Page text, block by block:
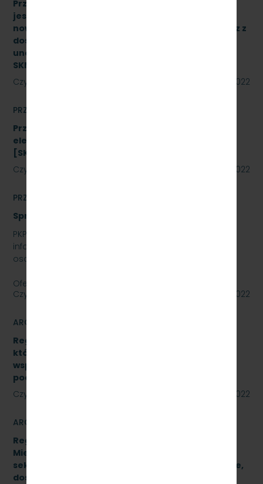
Przetarg nieograniczony, którego przedmiotem
jest dostawa 10 wieloczłonowych fabrycznie
nowych elektrycznych zespołów trakcyjnych wraz z
dostawą sprzętu przeznaczonego do
unowocześnienia zaplecza utrzymania taboru
SKMMU.086.26.22
Czytaj dalej
02 września 2022
PRZETARGI
Przetarg nieograniczony na zakup energii
elektrycznej nietrakcyjnej na rok 2023
[SKMMU.086.48.22]
Czytaj dalej
02 września 2022
PRZETARGI
Sprzedaż auta osobowego Skoda SuperB
PKP SZYBKA KOLEJ MIEJSKA W TRÓJMIEŚCIE SP. Z O.O.
informuje, że wystawia na sprzedaż samochód
osobowy Skoda SuperB.
Oferty należy składać do dnia…
Czytaj dalej
01 września 2022
ARCHIWUM
Regulamin udzielania zamówień publicznych,
których wartość jest niższa niż 130 000 zł netto,
współfinansowanych z środków pomocowych,
pochodzących z Funduszy UE
Czytaj dalej
23 sierpnia 2022
ARCHIWUM
Regulamin Udzielania przez PKP Szybka Kolej
Miejska w Trójmieście Sp. z o.o. zamówień
sektorowych podprogowych na roboty budowlane,
dostawy i usługi